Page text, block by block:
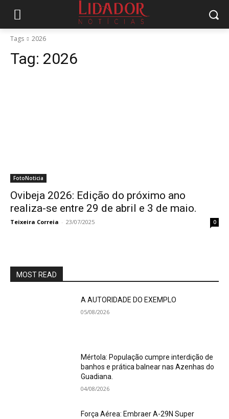
Tags 2026
Tag: 2026
FotoNoticia
Ovibeja 2026: Edição do próximo ano
realiza-se entre 29 de abril e 3 de maio.
Teixeira Correia - 23/07/2025 0
MOST READ
A AUTORIDADE DO EXEMPLO
05/08/2026
Mértola: População cumpre interdição de
banhos e prática balnear nas Azenhas do
Guadiana.
04/08/2026
Força Aérea: Embraer A-29N Super